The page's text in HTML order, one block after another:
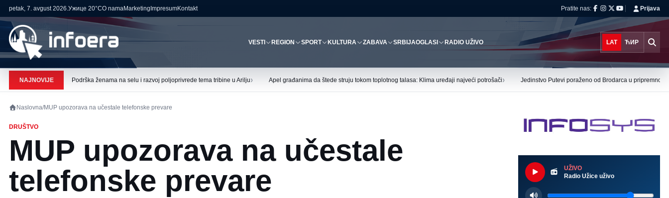
petak, 7. avgust 2026.Ужице 20°CO namaMarketing ImpresumKontakt Pratite nas: Prijava
VESTI REGION SPORT KULTURA ZABAVA SRBIJAOGLASI RADIO UŽIVO LAT ЋИР
NAJNOVIJE Podrška ženama na selu i razvoj poljoprivrede tema tribine u Arilju› Apel građanima da štede struju tokom toplotnog talasa: Klima uređaji najveći potrošači› Jedinstvo Putevi poraženo od Brodarca u pripremnoj
Naslovna/MUP upozorava na učestale telefonske prevare
DRUŠTVO
MUP upozorava na učestale
telefonske prevare
UŽIVO
Radio Užice uživo